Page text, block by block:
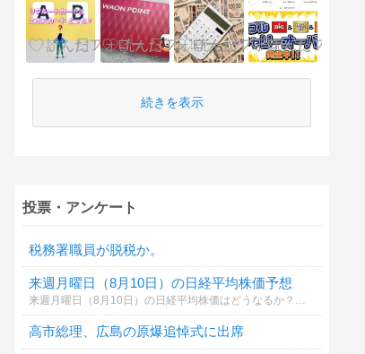
続きを表示
投票・アンケート
税務署職員が脱税か。
来週月曜日（8月10日）の日経平均株価予想
来週月曜日（8月10日）の日経平均株価はどうなるか？あなたの御意見を聞かせて下さい。勿論希望や勘でもかまいません。見るだけもＯＫ！
高市総理、広島の原爆追悼式に出席